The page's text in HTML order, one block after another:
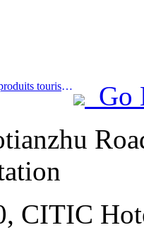
Prev:Le Concours chinois des produits touristiques s'est tenu avec succès à Xiangtan, dans le Hunan.
Go
CITIC